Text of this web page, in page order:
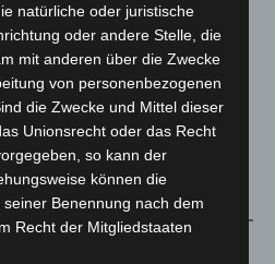
1.887
1.269
natürliche oder juristische
oder andere Stelle, die
mit anderen über die Zwecke
von personenbezogenen
die Zwecke und Mittel dieser
Unionsrecht oder das Recht
so kann der
können die
Benennung nach dem
Recht der Mitgliedstaaten